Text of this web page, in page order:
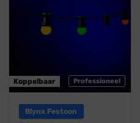
Professioneel
Koppelbaar
Blynx Festoon